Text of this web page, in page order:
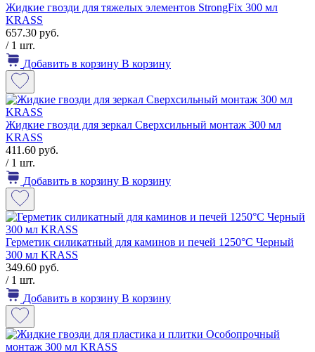
Жидкие гвозди для тяжелых элементов StrongFix 300 мл
KRASS
657.30 руб.
/ 1 шт.
Добавить в корзину В корзину
Жидкие гвозди для зеркал Сверхсильный монтаж 300 мл
KRASS
411.60 руб.
/ 1 шт.
Добавить в корзину В корзину
Герметик силикатный для каминов и печей 1250°С Черный
300 мл KRASS
349.60 руб.
/ 1 шт.
Добавить в корзину В корзину